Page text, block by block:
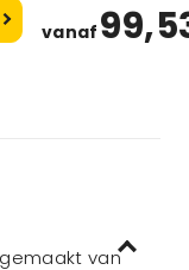
vanaf
gemaakt van